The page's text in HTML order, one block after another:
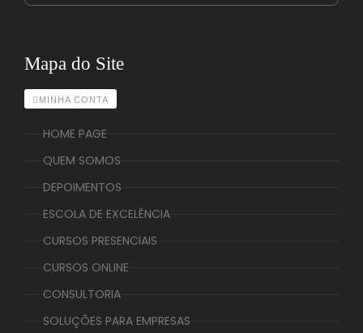
Mapa do Site
MINHA CONTA
HOME PAGE
QUEM SOMOS
DEPOIMENTOS
ESCOLA DE EXCELÊNCIA
CURSOS PRESENCIAIS
CURSOS ONLINE
CONSULTORIA
SOLUÇÕES PARA EMPRESAS